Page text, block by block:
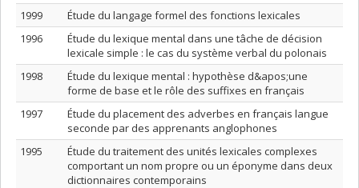
1999
Étude du langage formel des fonctions lexicales
1996
Étude du lexique mental dans une tâche de décision
lexicale simple : le cas du système verbal du polonais
1998
Étude du lexique mental : hypothèse d&apos;une
forme de base et le rôle des suffixes en français
1997
Étude du placement des adverbes en français langue
seconde par des apprenants anglophones
1995
Étude du traitement des unités lexicales complexes
comportant un nom propre ou un éponyme dans deux
dictionnaires contemporains